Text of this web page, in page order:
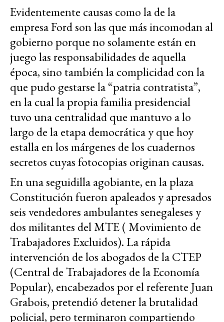
Evidentemente causas como la de la
empresa Ford son las que más incomodan al
gobierno porque no solamente están en
juego las responsabilidades de aquella
época, sino también la complicidad con la
que pudo gestarse la “patria contratista”,
en la cual la propia familia presidencial
tuvo una centralidad que mantuvo a lo
largo de la etapa democrática y que hoy
estalla en los márgenes de los cuadernos
secretos cuyas fotocopias originan causas.
En una seguidilla agobiante, en la plaza
Constitución fueron apaleados y apresados
seis vendedores ambulantes senegaleses y
dos militantes del MTE ( Movimiento de
Trabajadores Excluidos). La rápida
intervención de los abogados de la CTEP
(Central de Trabajadores de la Economía
Popular), encabezados por el referente Juan
Grabois, pretendió detener la brutalidad
policial, pero terminaron compartiendo